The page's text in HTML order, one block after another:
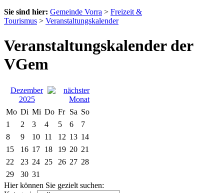
Sie sind hier: Gemeinde Vorra > Freizeit &
Tourismus > Veranstaltungskalender
Veranstaltungskalender der
VGem
Dezember
2025
Mo Di Mi Do Fr Sa So
1
2 3 4 5 6
7
8
9 10 11 12 13 14
15
16 17 18 19 20 21
22
23 24 25 26 27 28
29
30 31
Hier können Sie gezielt suchen: